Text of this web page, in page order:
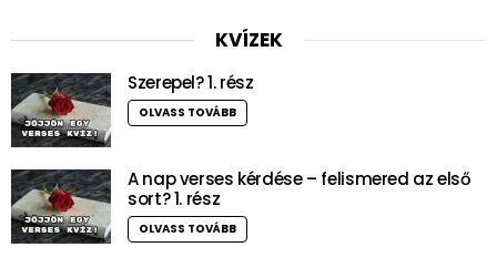
KVÍZEK
Szerepel? 1. rész
OLVASS TOVÁBB
A nap verses kérdése – felismered az első
sort? 1. rész
OLVASS TOVÁBB